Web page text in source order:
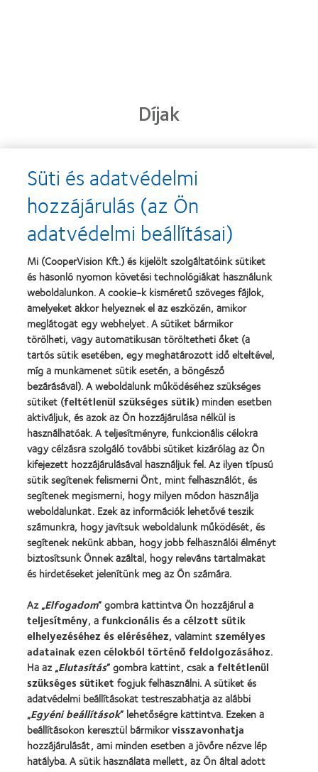
Díjak
Learn
more
about
2013.
évi
Silmo
díj
a
legjobb
termékért
–
MyDay™
Learn
more
about
„Contact
Lens
Product
the
Year”,
2013
Learn
more
about
Magyar
Vakok
és
Gyengénlátók
Országos
Szövetsége
Learn
more
about
"BCLA
Award",
2019
Termékeink
Találja meg a lencséjét
Kontaktlencse-technológia
Kontaktlencsék és a látás
Új viselő
Tapasztalt viselő
Blog
Karrierlehetőségek a CooperVisionnél
Hírközpont
Kapcsolat
Jogi információk
Adatvédelmi szabályzat
Cookie szabályzat
Hozzászólásokkal kapcsolatos irányelvek
Süti és adatvédelmi
hozzájárulás (az Ön
adatvédelmi beállításai)
Mi (CooperVision Kft.) és kijelölt szolgáltatóink sütiket
és hasonló nyomon követési technológiákat használunk
weboldalunkon. A cookie-k kisméretű szöveges fájlok,
amelyeket akkor helyeznek el az eszközén, amikor
meglátogat egy webhelyet. A sütiket bármikor
törölheti, vagy automatikusan töröltetheti őket (a
tartós sütik esetében, egy meghatározott idő elteltével,
míg a munkamenet sütik esetén, a böngésző
bezárásával). A weboldalunk működéséhez szükséges
sütiket (feltétlenül szükséges sütik) minden esetben
aktiváljuk, és azok az Ön hozzájárulása nélkül is
használhatóak. A teljesítményre, funkcionális célokra
vagy célzásra szolgáló további sütiket kizárólag az Ön
kifejezett hozzájárulásával használjuk fel. Az ilyen típusú
sütik segítenek felismerni Önt, mint felhasználót, és
segítenek megismerni, hogy milyen módon használja
weboldalunkat. Ezek az információk lehetővé teszik
számunkra, hogy javítsuk weboldalunk működését, és
segítenek nekünk abban, hogy jobb felhasználói élményt
biztosítsunk Önnek azáltal, hogy releváns tartalmakat
és hirdetéseket jelenítünk meg az Ön számára.
Az „Elfogadom” gombra kattintva Ön hozzájárul a
teljesítmény, afunkcionálisésa célzott sütik
elhelyezéséhez és eléréséhez, valamintszemélyes
adatainak ezen célokból történő feldolgozásához.
Ha az „Elutasítás” gombra kattint, csaka feltétlenül
szükséges sütiket fogjuk felhasználni. A sütiket és
adatvédelmi beállításokat testreszabhatja az alábbi
„Egyéni beállítások” lehetőségre kattintva. Ezeken a
beállításokon keresztül bármikorvisszavonhatja
hozzájárulását, ami minden esetben a jövőre nézve lép
hatályba. A sütik használata mellett, az Ön által adott